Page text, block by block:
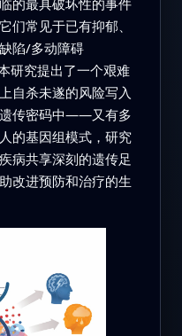
们常见于已有抑郁、
陷/多动障碍
研究提出了一个艰难
自杀未遂的风险写入
遗传密码中——又有多
的基因组模式，研究
病共享深刻的遗传足
改进预防和治疗的生